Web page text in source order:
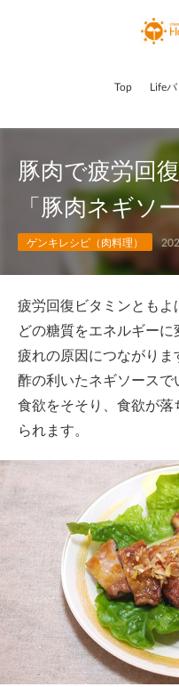
Top
豚肉で疲労回
「豚肉ネギソ
ゲンキレシピ（肉料理）
疲労回復ビタミンとも
どの糖質をエネルギー
疲れの原因につながり
酢の利いたネギソース
食欲をそそり、食欲が
られます。